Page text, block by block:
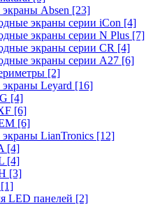
Absen [23]
экраны серии iCon [4]
экраны серии N Plus [7]
экраны серии CR [4]
экраны серии А27 [6]
[2]
Leyard [16]
[4]
[6]
[6]
LianTronics [12]
[4]
[4]
[3]
[1]
LED панелей [2]